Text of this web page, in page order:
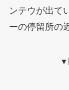
ンテウが出て
ーの停留所の
▼